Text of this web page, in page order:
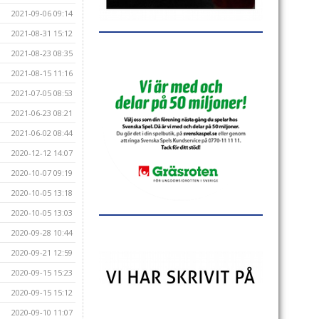
2021-09-06 09:14
2021-08-31 15:12
2021-08-23 08:35
2021-08-15 11:16
2021-07-05 08:53
2021-06-23 08:21
2021-06-02 08:44
2020-12-12 14:07
2020-10-07 09:19
2020-10-05 13:18
2020-10-05 13:03
2020-09-28 10:44
2020-09-21 12:59
2020-09-15 15:23
2020-09-15 15:12
2020-09-10 11:07